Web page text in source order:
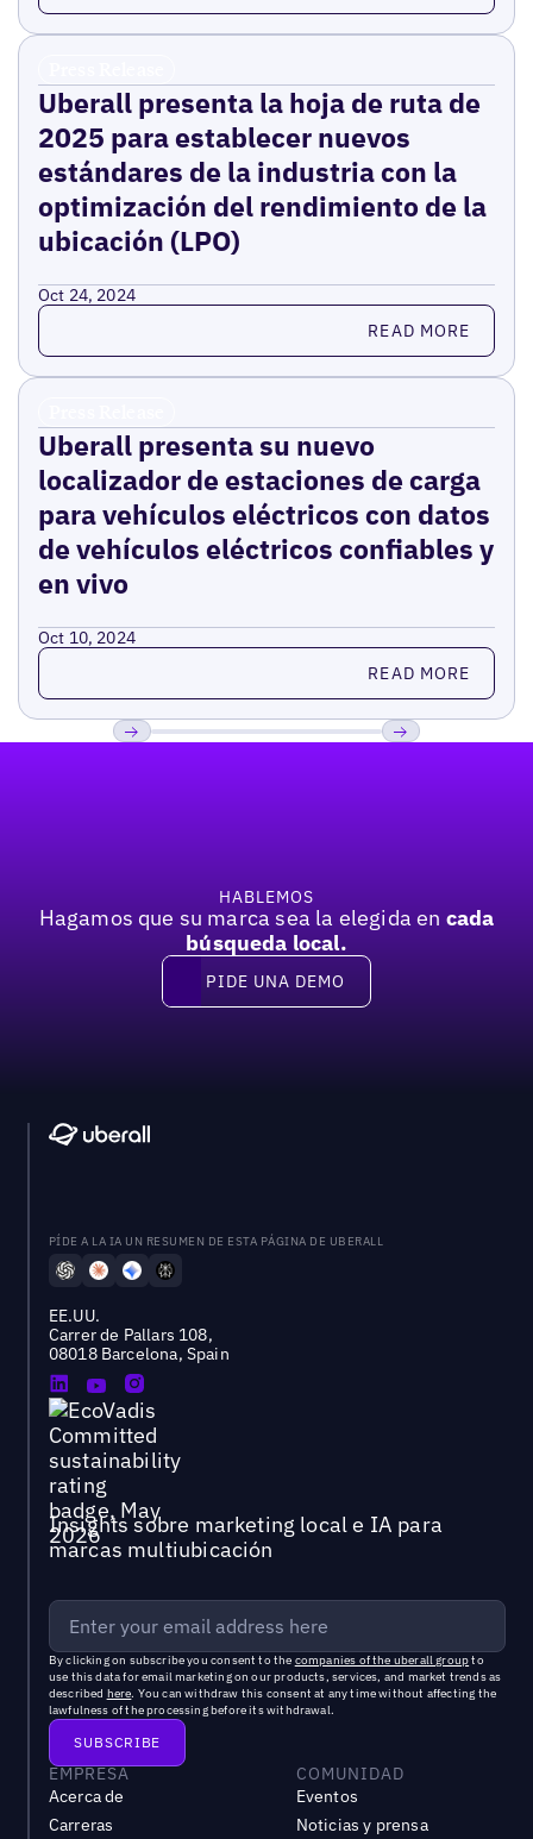
Uberall presenta la hoja de ruta de
2025 para establecer nuevos
estándares de la industria con la
optimización del rendimiento de la
ubicación (LPO)
Oct 24, 2024
Read more READ MORE
Uberall presenta su nuevo
localizador de estaciones de carga
para vehículos eléctricos con datos
de vehículos eléctricos confiables y
en vivo
Oct 10, 2024
Read more READ MORE
HABLEMOS
Hagamos que su marca sea la elegida en cada
búsqueda local.
Pide una demo
PIDE UNA DEMO
PÍDE A LA IA UN RESUMEN DE ESTA PÁGINA DE UBERALL
EE.UU.
Carrer de Pallars 108,
08018 Barcelona, Spain
Insights sobre marketing local e IA para
marcas multiubicación
By clicking on subscribe you consent to the companies of the uberall groupto
use this data for email marketing on our products, services, and market trends as
described here. You can withdraw this consent at any time without affecting the
lawfulness of the processing before its withdrawal.
EMPRESA
Acerca de
Carreras
COMUNIDAD
Eventos
Noticias y prensa